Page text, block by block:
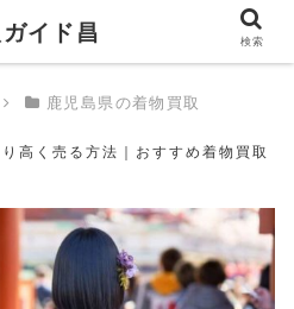
イド昌
鹿児島県の着物買取
高く売る方法｜おすすめ着物買取
イド昌 検索